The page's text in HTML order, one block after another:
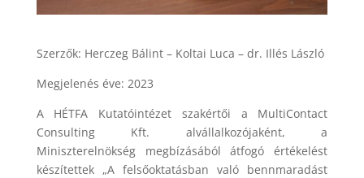
Szerzők: Herczeg Bálint – Koltai Luca – dr. Illés László
Megjelenés éve: 2023
A HÉTFA Kutatóintézet szakértői a MultiContact
Consulting Kft. alvállalkozójaként, a
Miniszterelnökség megbízásából átfogó értékelést
készítettek „A felsőoktatásban való bennmaradást